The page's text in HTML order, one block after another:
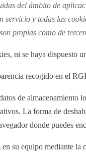
del ámbito de
y todas las
propias como de
ni se haya
recogido en el
de almacenamiento
La forma de
donde puedes
su equipo mediante